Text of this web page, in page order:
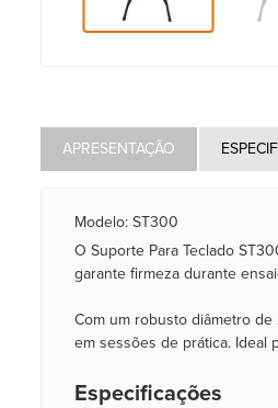
APRESENTAÇÃO
Modelo: ST300
O Suporte Para Teclado
garante firmeza durante
Com um robusto diâmetro
em sessões de prática. Ideal
Especificações